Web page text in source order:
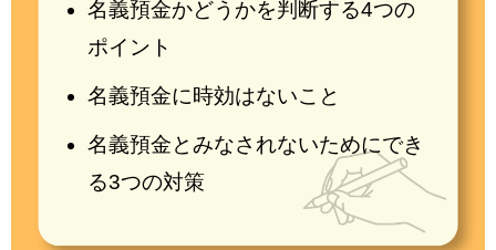
名義預金かどうかを判断する4つの
ポイント
名義預金に時効はないこと
名義預金とみなされないためにでき
る3つの対策